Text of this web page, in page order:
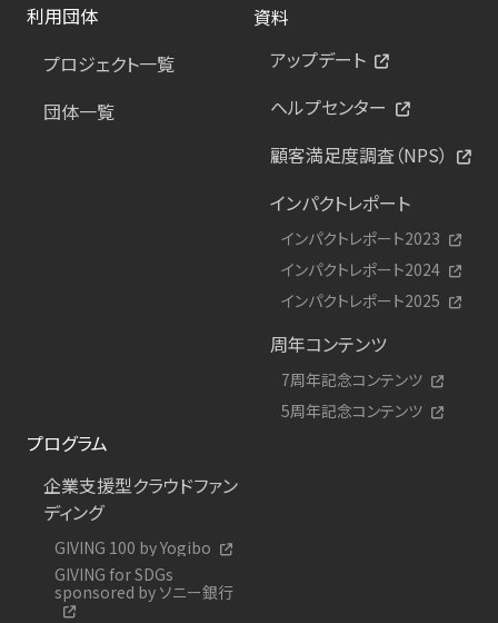
利用団体
プロジェクト一覧
団体一覧
資料
アップデート
ヘルプセンター
顧客満足度調査（NPS）
インパクトレポート
インパクトレポート2023
インパクトレポート2024
インパクトレポート2025
周年コンテンツ
7周年記念コンテンツ
5周年記念コンテンツ
プログラム
企業支援型クラウドファン
ディング
GIVING 100 by Yogibo
GIVING for SDGs
sponsored by ソニー銀行